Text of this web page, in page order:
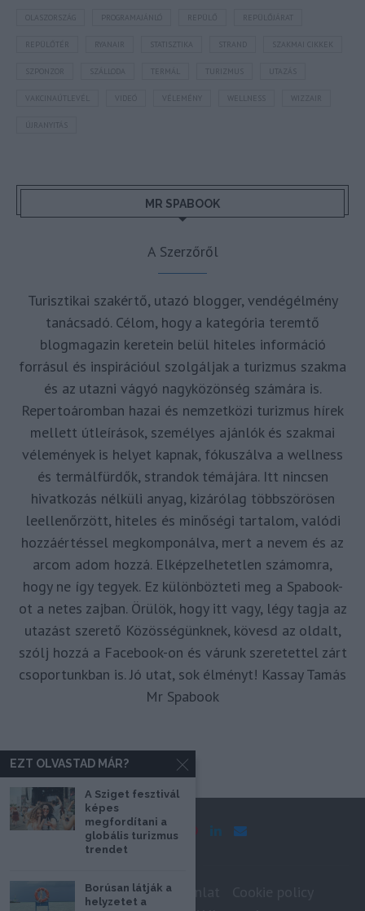
OLASZORSZÁG REPÜLŐJÁRAT
REPÜLŐTÉR STATISZTIKA STRAND SZAKMAI CIKKEK
SZPONZOR SZÁLLODA TERMÁL TURIZMUS UTAZÁS
VAKCINAÚTLEVÉL WIZZAIR
ÚJRANYITÁS
MR SPABOOK
A Szerzőről
Turisztikai szakértő, utazó blogger, vendégélmény
tanácsadó. Célom, hogy a kategória teremtő
blogmagazin keretein belül hiteles információ
forrásul és inspirációul szolgáljak a turizmus szakma
és az utazni vágyó nagyközönség számára is.
Repertoáromban hazai és nemzetközi turizmus hírek
mellett útleírások, személyes ajánlók és szakmai
vélemények is helyet kapnak, fókuszálva a wellness
és termálfürdők, strandok témájára. Itt nincsen
hivatkozás nélküli anyag, kizárólag többszörösen
leellenőrzött, hiteles és minőségi tartalom, valódi
hozzáértéssel megkomponálva, mert a nevem és az
arcom adom hozzá. Elképzelhetetlen számomra,
hogy ne így tegyek. Ez különbözteti meg a Spabook-
ot a netes zajban. Örülök, hogy itt vagy, légy tagja az
utazást szerető Közösségünknek, kövesd az oldalt,
szólj hozzá a Facebook-on és várunk szeretettel zárt
csoportunkban is. Jó utat, sok élményt! Kassay Tamás
Mr Spabook
Impresszum Médiaajánlat
EZT OLVASTAD MÁR?
A Sziget fesztivál
képes
megfordítani a
globális turizmus
trendet
Borúsan látják a
helyzetet a